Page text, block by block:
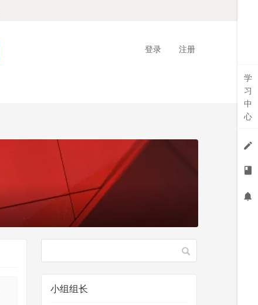
登录 注册
小组组长
学
习
中
心